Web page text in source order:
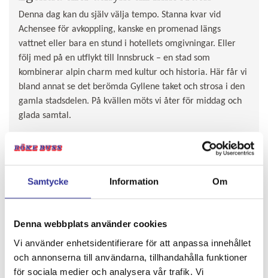
Samtycke Information Om
Denna webbplats använder cookies
Vi använder enhetsidentifierare för att anpassa innehållet
och annonserna till användarna, tillhandahålla funktioner
för sociala medier och analysera vår trafik. Vi
Denna dag kan du själv välja tempo. Stanna kvar vid
Achensee för avkoppling, kanske en promenad längs
vattnet eller bara en stund i hotellets omgivningar. Eller
följ med på en utflykt till Innsbruck – en stad som
kombinerar alpin charm med kultur och historia. Här får vi
bland annat se det berömda Gyllene taket och strosa i den
gamla stadsdelen. På kvällen möts vi åter för middag och
glada samtal.